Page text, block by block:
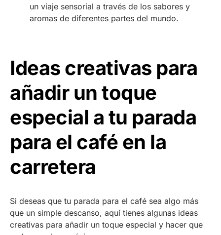
un viaje sensorial a través de los sabores y
aromas de diferentes partes del mundo.
Ideas creativas para
añadir un toque
especial a tu parada
para el café en la
carretera
Si deseas que tu parada para el café sea algo más
que un simple descanso, aquí tienes algunas ideas
creativas para añadir un toque especial y hacer que